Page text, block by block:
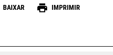
BAIXAR print IMPRIMIR